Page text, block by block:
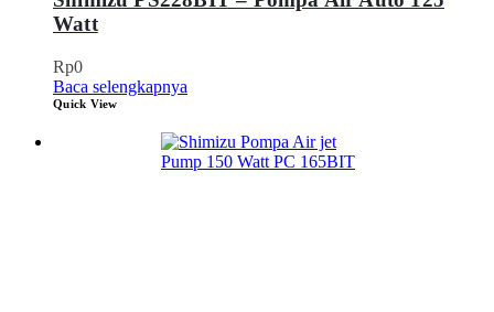
Watt
Rp0
Baca selengkapnya
Quick View